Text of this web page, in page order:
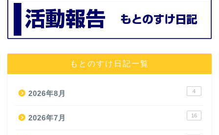
もとのすけ日記一覧
2026年8月 4
2026年7月 16